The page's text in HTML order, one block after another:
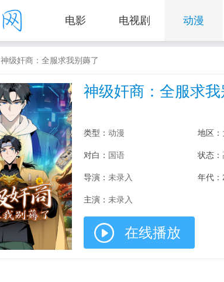
电影 电视剧 动漫
神级奸商：全服求我别薅了
神级奸商：全服求我
类型： 动漫 地区：
对白： 国语 状态：
导演： 未录入 年代：
主演： 未录入
在线播放